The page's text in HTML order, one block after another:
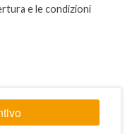
e le condizioni